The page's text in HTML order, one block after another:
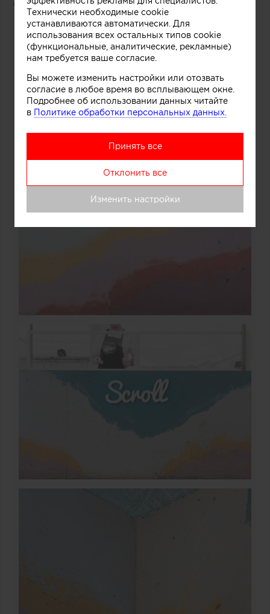
авторы этого небольшого проекта.
Технически необходимые cookie
устанавливаются автоматически. Для
использования всех остальных типов cookie
(функциональные, аналитические, рекламные)
нам требуется ваше согласие.
Вы можете изменить настройки или отозвать
согласие в любое время во всплывающем окне.
Подробнее об использовании данных читайте
в Политике обработки персональных данных.
Принять все
Отклонить все
Изменить настройки